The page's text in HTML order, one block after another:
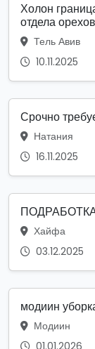
Холон
отдела
Тель Авив
10.11.2025
Срочно
Натания
16.11.2025
ПОДРАБОТКА
Хайфа
03.12.2025
модиин
Модиин